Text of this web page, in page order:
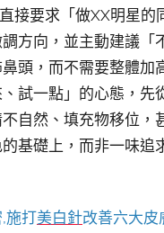
接要求「做XX明星的
方向，並主動建議
頭，而不需要整體
試一點」的心態，
自然、填充物移位
基礎上，而非一味追
施打美白針改善六大皮